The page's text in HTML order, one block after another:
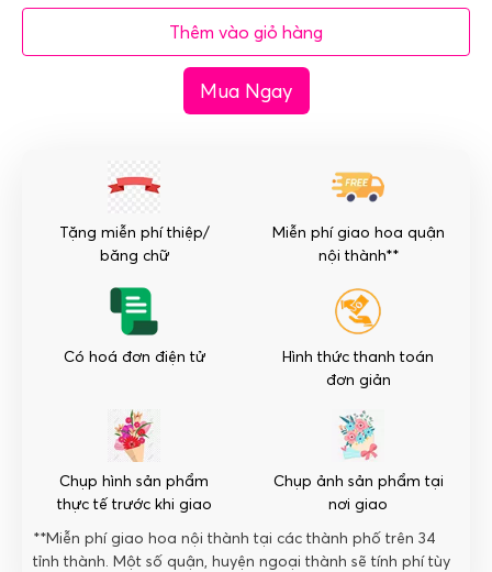
hoa
lượng
Thêm vào giỏ hàng
Mua Ngay
Tặng miễn phí thiệp/
băng chữ
Miễn phí giao hoa quận
nội thành**
Có hoá đơn điện tử
Hình thức thanh toán
đơn giản
Chụp hình sản phẩm
thực tế trước khi giao
Chụp ảnh sản phẩm tại
nơi giao
**Miễn phí giao hoa nội thành tại các thành phố trên 34
tỉnh thành. Một số quận, huyện ngoại thành sẽ tính phí tùy